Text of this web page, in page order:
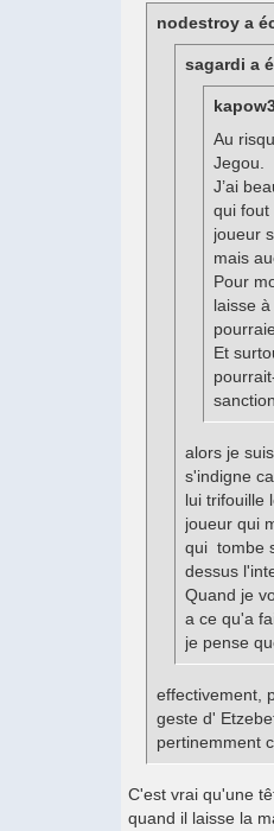
nodestroy a
sagardi a
Au
Jegou.
J’ai
qui fout
joueur
mais
Pour
laisse
Et
alors je
s'indigne
lui trifouille
joueur qui
qui tombe
dessus
Quand je
a ce qu'a
je pense
effectivement,
geste d'
pertinemment
C'est vrai qu'une
quand il laisse la